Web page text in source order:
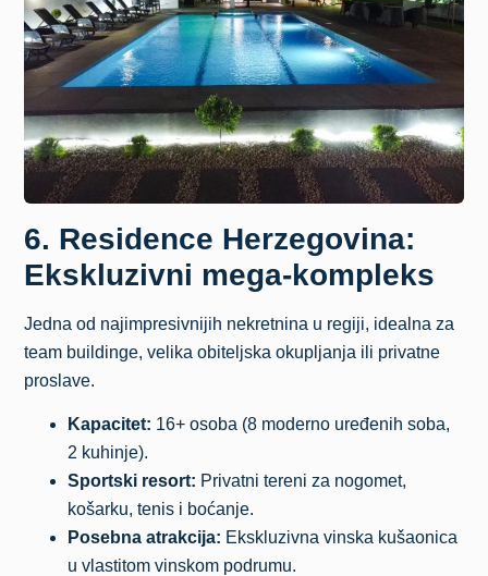
6. Residence Herzegovina:
Ekskluzivni mega-kompleks
Jedna od najimpresivnijih nekretnina u regiji, idealna za
team buildinge, velika obiteljska okupljanja ili privatne
proslave.
Kapacitet: 16+ osoba (8 moderno uređenih soba,
2 kuhinje).
Sportski resort: Privatni tereni za nogomet,
košarku, tenis i boćanje.
Posebna atrakcija: Ekskluzivna vinska kušaonica
u vlastitom vinskom podrumu.